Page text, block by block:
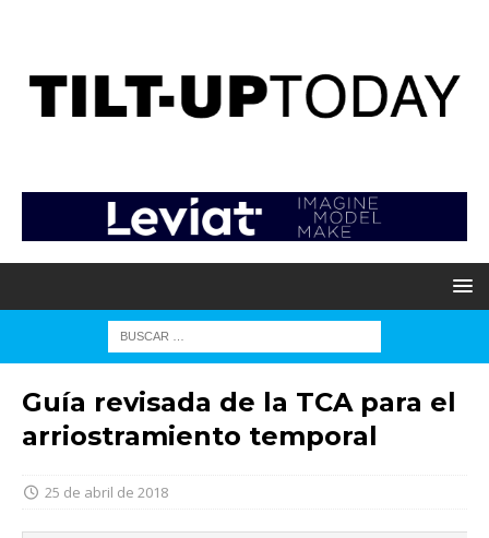
Guía revisada de la TCA para el
arriostramiento temporal
25 de abril de 2018